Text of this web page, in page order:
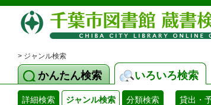
> ジャンル検索
かんたん検索 いろいろ検索
詳細検索 ジャンル検索 分類検索 貸出・